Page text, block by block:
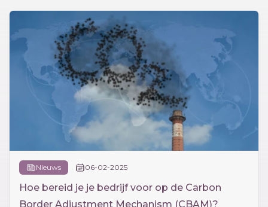
Nieuws 06-02-2025
Hoe bereid je je bedrijf voor op de Carbon
Border Adjustment Mechanism (CBAM)?